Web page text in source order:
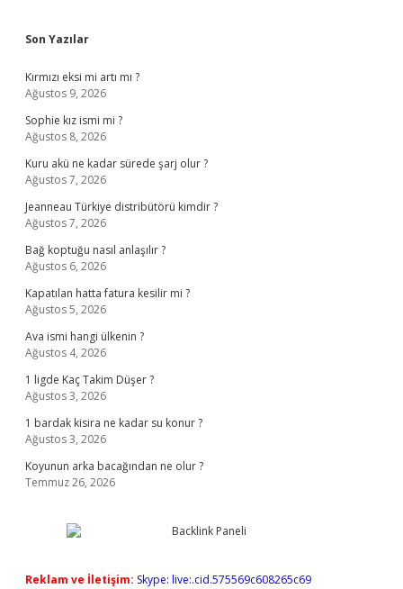
Sidebar
Son Yazılar
Kırmızı eksi mi artı mı ?
Ağustos 9, 2026
Sophie kız ismi mi ?
Ağustos 8, 2026
Kuru akü ne kadar sürede şarj olur ?
Ağustos 7, 2026
Jeanneau Türkiye distribütörü kimdir ?
Ağustos 7, 2026
Bağ koptuğu nasıl anlaşılır ?
Ağustos 6, 2026
Kapatılan hatta fatura kesilir mi ?
Ağustos 5, 2026
Ava ismi hangi ülkenin ?
Ağustos 4, 2026
1 ligde Kaç Takim Düşer ?
Ağustos 3, 2026
1 bardak kisira ne kadar su konur ?
Ağustos 3, 2026
Koyunun arka bacağından ne olur ?
Temmuz 26, 2026
Reklam ve İletişim: Skype: live:.cid.575569c608265c69